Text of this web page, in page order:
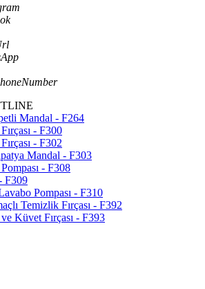
Mandal - F264
- F300
- F302
Mandal - F303
- F308
F309
Pompası - F310
Temizlik Fırçası - F392
Küvet Fırçası - F393